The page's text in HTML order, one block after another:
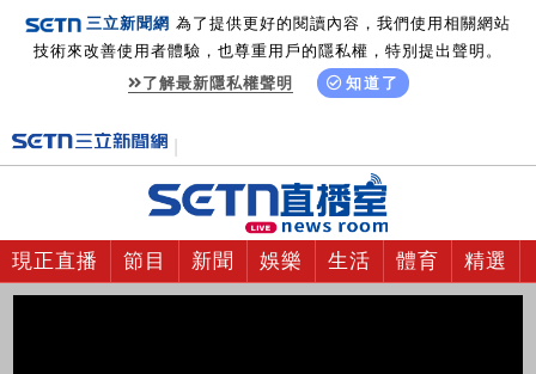
三立新聞網 為了提供更好的閱讀內容，我們使用相關網站
技術來改善使用者體驗，也尊重用戶的隱私權，特別提出聲明。
了解最新隱私權聲明
知道了
現正直播 節目 新聞 娛樂 生活 體育 精選